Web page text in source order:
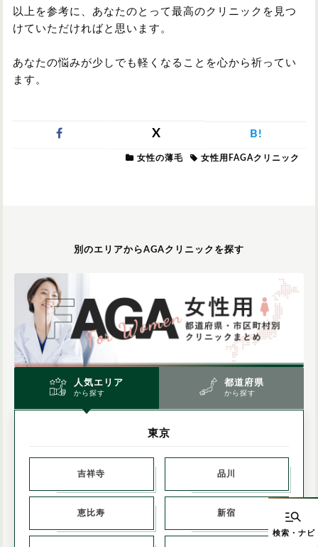
以上を参考に、あなたのとって最高のクリニックを見つ
けていただければと思います。
あなたの悩みが少しでも軽くなることを心から祈ってい
ます。
X B!
女性の薄毛 女性用FAGAクリニック
別のエリアからAGAクリニックを探す
人気エリア
から探す
都道府県
から探す
東京
吉祥寺 品川
恵比寿 新宿